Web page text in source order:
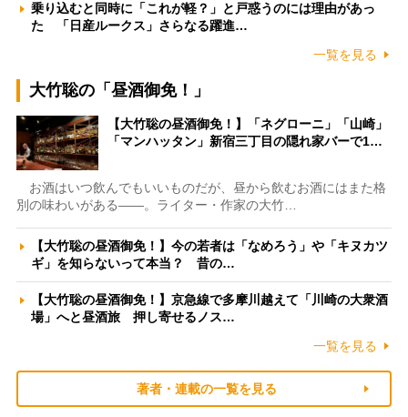
乗り込むと同時に「これが軽？」と戸惑うのには理由があっ
た 「日産ルークス」さらなる躍進…
一覧を見る
大竹聡の「昼酒御免！」
【大竹聡の昼酒御免！】「ネグローニ」「山崎」
「マンハッタン」新宿三丁目の隠れ家バーで1…
お酒はいつ飲んでもいいものだが、昼から飲むお酒にはまた格
別の味わいがある――。ライター・作家の大竹…
【大竹聡の昼酒御免！】今の若者は「なめろう」や「キヌカツ
ギ」を知らないって本当？ 昔の…
【大竹聡の昼酒御免！】京急線で多摩川越えて「川崎の大衆酒
場」へと昼酒旅 押し寄せるノス…
一覧を見る
著者・連載の一覧を見る